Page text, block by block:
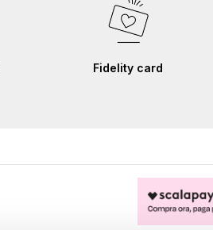
Fidelity card